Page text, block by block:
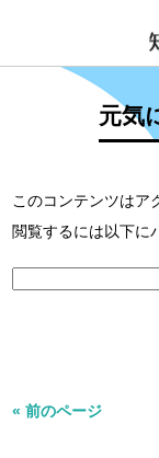
元気
このコンテンツはア
閲覧するには以下に
« 前のページ